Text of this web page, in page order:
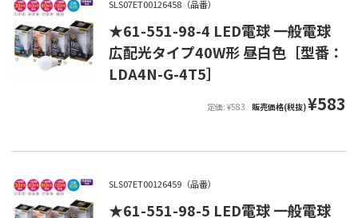
SLS07ET00126458（品番）
★61-551-98-4 LED電球 一般電球
広配光タイプ40W形 昼白色［型番：
LDA4N-G-4T5］
定価: ¥583 販売価格(税抜)¥583
SLS07ET00126459（品番）
★61-551-98-5 LED電球 一般電球